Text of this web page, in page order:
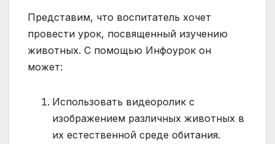
Представим, что воспитатель хочет
провести урок, посвященный изучению
животных. С помощью Инфоурок он
может:
Использовать видеоролик с
изображением различных животных в
их естественной среде обитания.